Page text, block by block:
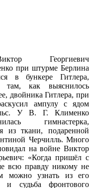
Георгиевич
при штурме Берлина
в бункере Гитлера,
там, как выяснилось
двойника Гитлера, при
ампулу с ядом
У В. Г. Клименко
гимнастерка,
из ткани, подаренной
Черчилль. Много
на войне Виктор
«Когда пришёл с
всю правду никому не
можно узнать из его
судьба фронтового